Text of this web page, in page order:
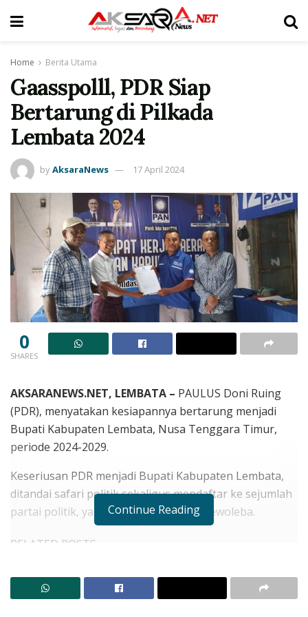
Home Berita Utama
Gaasspolll, PDR Siap
Bertarung di Pilkada
Lembata 2024
byAksaraNews 17 April 2024
0
SHARES
AKSARANEWS.NET, LEMBATA – PAULUS Doni Ruing
(PDR), menyatakan kesiapannya bertarung menjadi
Bupati Kabupaten Lembata, Nusa Tenggara Timur,
periode 2024-2029.
Keseriusan PDR menjadi Bupati Kabupaten Lembata,
ditandai safari politik sekaligus mendaftar ke sejumlah
partai politik, yang berkantor di kota Lewoleba.
RELATED POSTS
Bentrok Antarwarga di Adonara
Continue Reading